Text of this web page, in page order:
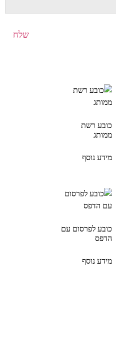
כובע רשת
ממותג
מידע נוסף
כובע לפרסום עם
הדפס
מידע נוסף